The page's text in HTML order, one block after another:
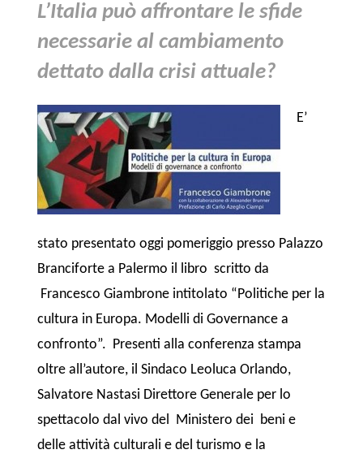
L’Italia può affrontare le sfide
necessarie al cambiamento
dettato dalla crisi attuale?
E’
stato presentato oggi pomeriggio presso Palazzo
Branciforte a Palermo il libro scritto da
Francesco Giambrone intitolato “Politiche per la
cultura in Europa. Modelli di Governance a
confronto”. Presenti alla conferenza stampa
oltre all’autore, il Sindaco Leoluca Orlando,
Salvatore Nastasi Direttore Generale per lo
spettacolo dal vivo del Ministero dei beni e
delle attività culturali e del turismo e la